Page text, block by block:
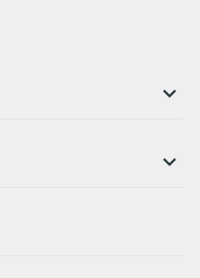

